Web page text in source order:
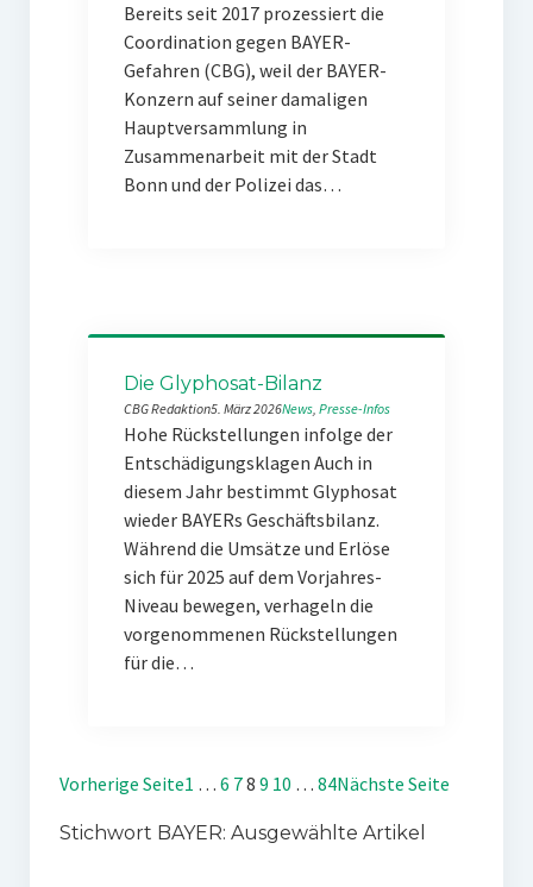
Bereits seit 2017 prozessiert die
Coordination gegen BAYER-
Gefahren (CBG), weil der BAYER-
Konzern auf seiner damaligen
Hauptversammlung in
Zusammenarbeit mit der Stadt
Bonn und der Polizei das…
Die Glyphosat-Bilanz
CBG Redaktion5. März 2026News, Presse-Infos
Hohe Rückstellungen infolge der
Entschädigungsklagen Auch in
diesem Jahr bestimmt Glyphosat
wieder BAYERs Geschäftsbilanz.
Während die Umsätze und Erlöse
sich für 2025 auf dem Vorjahres-
Niveau bewegen, verhageln die
vorgenommenen Rückstellungen
für die…
Vorherige Seite1 … 6 78 9 10 … 84Nächste Seite
Stichwort BAYER: Ausgewählte Artikel